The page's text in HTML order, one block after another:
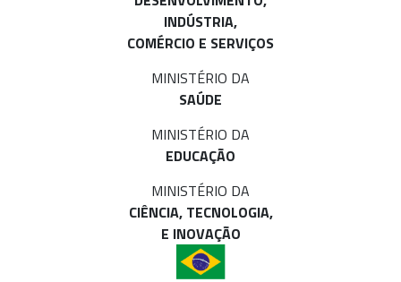
INDÚSTRIA,
COMÉRCIO E SERVIÇOS
MINISTÉRIO DA
SAÚDE
MINISTÉRIO DA
EDUCAÇÃO
MINISTÉRIO DA
CIÊNCIA, TECNOLOGIA,
E INOVAÇÃO